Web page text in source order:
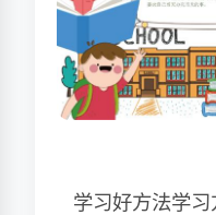
学习好方法学